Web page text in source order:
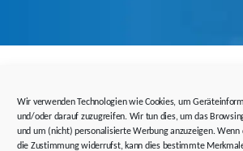
Wir verwenden Technologien wie Cookies, um
und/oder darauf zuzugreifen. Wir tun dies, um das
und um (nicht) personalisierte Werbung anzuzeigen.
die Zustimmung widerrufst, kann dies bestimmte
bei STÖBER interessieren. Wir
spannende, attraktive und
Stellen in den verschiedensten